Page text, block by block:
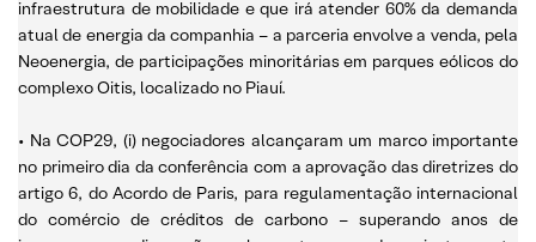
infraestrutura de mobilidade e que irá atender 60% da demanda
atual de energia da companhia – a parceria envolve a venda, pela
Neoenergia, de participações minoritárias em parques eólicos do
complexo Oitis, localizado no Piauí.
• Na COP29, (i) negociadores alcançaram um marco importante
no primeiro dia da conferência com a aprovação das diretrizes do
artigo 6, do Acordo de Paris, para regulamentação internacional
do comércio de créditos de carbono – superando anos de